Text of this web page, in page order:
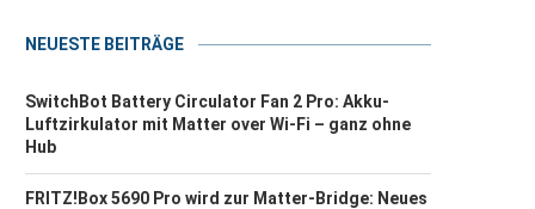
NEUESTE BEITRÄGE
SwitchBot Battery Circulator Fan 2 Pro: Akku-
Luftzirkulator mit Matter over Wi-Fi – ganz ohne
Hub
FRITZ!Box 5690 Pro wird zur Matter-Bridge: Neues